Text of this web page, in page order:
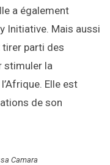
a également
Initiative. Mais aussi
tirer parti des
stimuler la
Elle est
de son
Camara